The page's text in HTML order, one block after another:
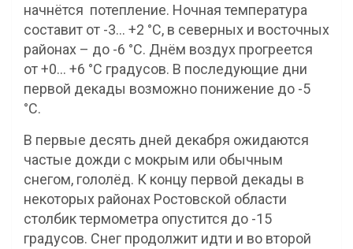
начнётся потепление. Ночная температура
составит от -3… +2 °С, в северных и восточных
районах – до -6 °С. Днём воздух прогреется
от +0… +6 °С градусов. В последующие дни
первой декады возможно понижение до -5
°С.
В первые десять дней декабря ожидаются
частые дожди с мокрым или обычным
снегом, гололёд. К концу первой декады в
некоторых районах Ростовской области
столбик термометра опустится до -15
градусов. Снег продолжит идти и во второй